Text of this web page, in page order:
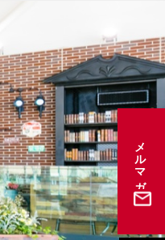
メルマガ登録